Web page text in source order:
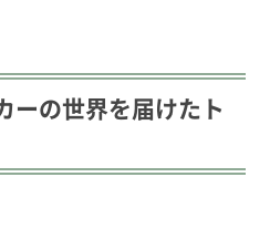
ーの世界を届けたト